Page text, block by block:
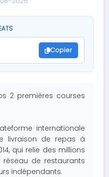
Copier
2 premières courses
internationale
livraison de repas à
qui relie des millions
de restaurants
indépendants.